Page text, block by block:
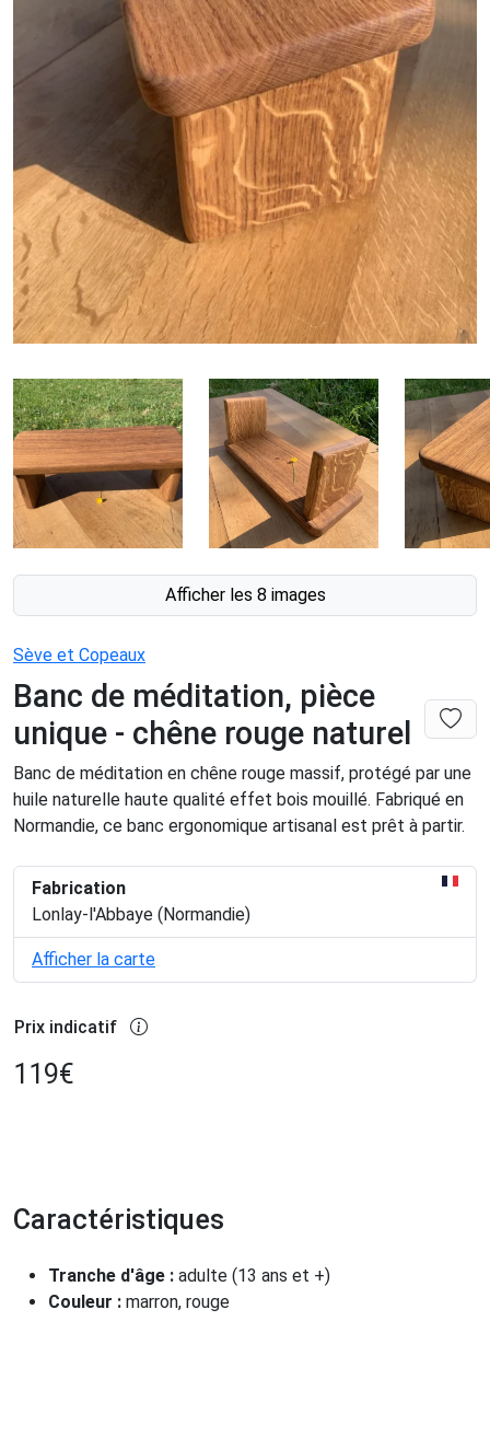
Afficher les 8 images
Sève et Copeaux
Banc de méditation, pièce
unique - chêne rouge naturel
Banc de méditation en chêne rouge massif, protégé par une
huile naturelle haute qualité effet bois mouillé. Fabriqué en
Normandie, ce banc ergonomique artisanal est prêt à partir.
Fabrication
Lonlay-l'Abbaye (Normandie)
Afficher la carte
Prix indicatif
119€
Caractéristiques
Tranche d'âge : adulte (13 ans et +)
Couleur : marron, rouge